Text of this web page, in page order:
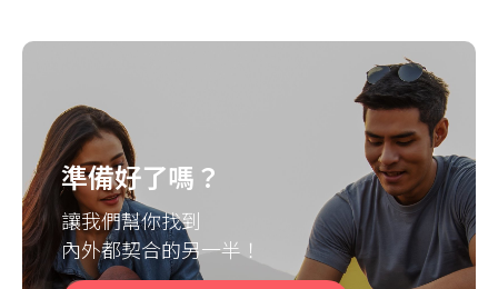
準備好了嗎？
讓我們幫你找到
內外都契合的另一半！